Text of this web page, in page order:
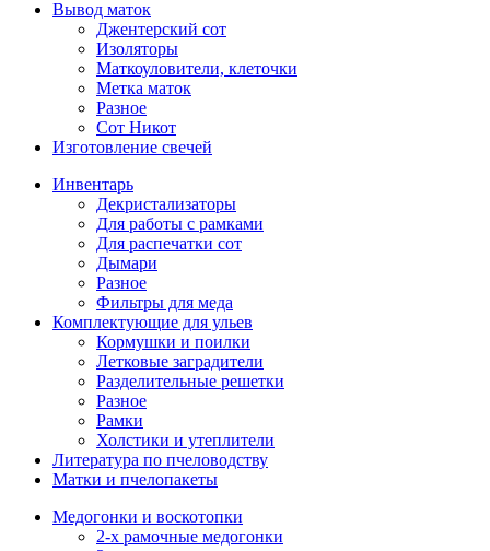
Вывод маток
Джентерский сот
Изоляторы
Маткоуловители, клеточки
Метка маток
Разное
Сот Никот
Изготовление свечей
Инвентарь
Декристализаторы
Для работы с рамками
Для распечатки сот
Дымари
Разное
Фильтры для меда
Комплектующие для ульев
Кормушки и поилки
Летковые заградители
Разделительные решетки
Разное
Рамки
Холстики и утеплители
Литература по пчеловодству
Матки и пчелопакеты
Медогонки и воскотопки
2-х рамочные медогонки